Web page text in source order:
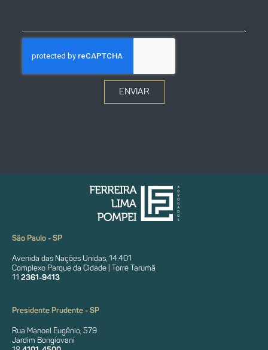
ENVIAR
São Paulo - SP
Avenida das Nações Unidas, 14.401
Complexo Parque da Cidade | Torre Tarumã
11 2361-9413
Presidente Prudente - SP
Rua Manoel Eugênio, 579
Jardim Bongiovani